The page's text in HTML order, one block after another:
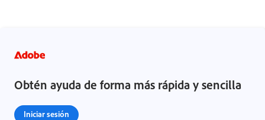
Obtén ayuda de forma más rápida y sencilla
Iniciar sesión